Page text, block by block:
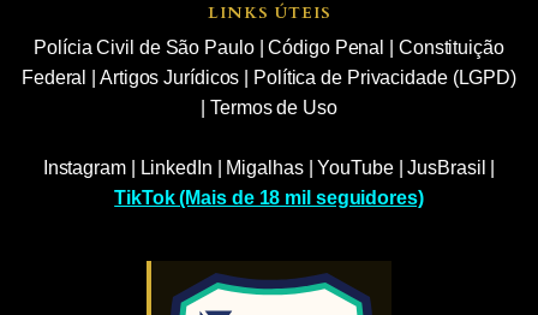
LINKS ÚTEIS
Polícia Civil de São Paulo|Código Penal
Constituição
Federal
Artigos Jurídicos
Política de Privacidade (LGPD)
|Termos de Uso
Instagram| LinkedIn Migalhas|YouTube|JusBrasil
TikTok (Mais de 18 mil seguidores)